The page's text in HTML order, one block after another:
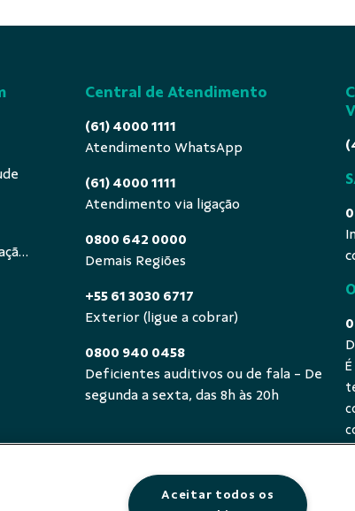
Canal de notificação ECA Digital
Central de Atendimento
(61) 4000 1111
Atendimento WhatsApp
(61) 4000 1111
Atendimento via ligação
0800 642 0000
Demais Regiões
+55 61 3030 6717
Exterior (ligue a cobrar)
0800 940 0458
Deficientes auditivos ou de fala - De
segunda a sexta, das 8h às 20h
Aceitar todos os